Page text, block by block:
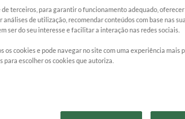
Coletivo
terceiros, para garantir o funcionamento adequado,
de utilização, recomendar conteúdos com base nas
ser do seu interesse e facilitar a interação nas redes sociais.
os cookies e pode navegar no site com uma experiência mais
escolher os cookies que autoriza.